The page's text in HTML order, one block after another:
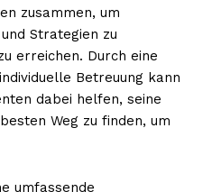
zusammen, um
Strategien zu
erreichen. Durch eine
Betreuung kann
dabei helfen, seine
Weg zu finden, um
umfassende